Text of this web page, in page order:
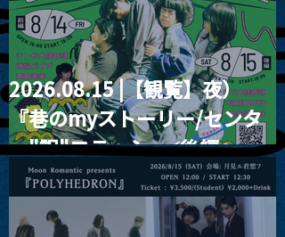
2026.08.15 |【観覧】夜）
『巷のmyストーリー/センタ
ー"訳"フラッシュ⚡️後編』